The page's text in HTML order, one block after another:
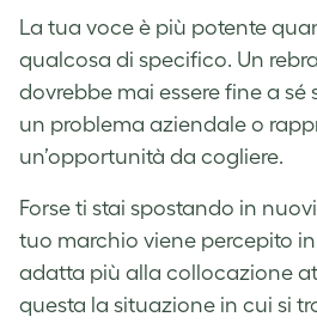
La tua voce è più potente
qualcosa di specifico. Un
dovrebbe mai essere fine a sé
un problema aziendale o
un’opportunità da cogliere.
Forse ti stai spostando in
tuo marchio viene percepito
adatta più alla collocazione
questa la situazione in cui si